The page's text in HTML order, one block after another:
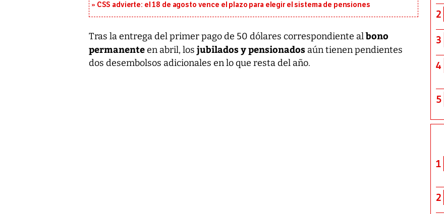
CSS advierte: el 18 de agosto vence el plazo para elegir el sistema de pensiones
Tras la entrega del primer pago de 50 dólares correspondiente albono
permanenteen abril, los jubilados y pensionados aún tienen pendientes
dos desembolsos adicionales en lo que resta del año.
2
3
4
5
1
2